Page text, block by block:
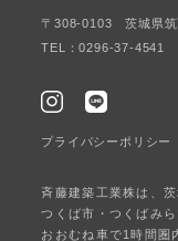
〒308-0103 茨城県筑
TEL：0296-37-4541
プライバシーポリシー
斉藤建築工業株は、
つくば市・つくばみ
おおむね車で1時間圏